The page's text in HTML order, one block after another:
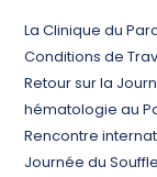
La Clinique du
Conditions de
Retour sur la
hématologie au
Rencontre
Journée du